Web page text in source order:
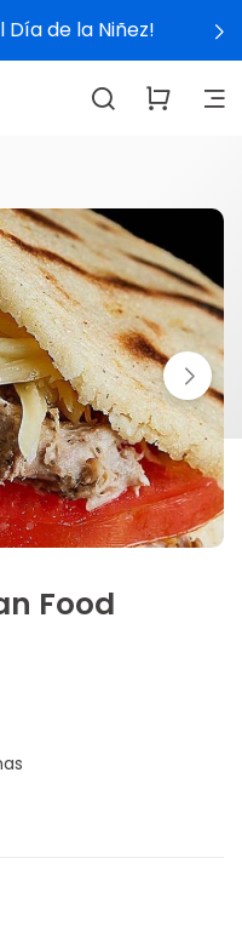
de la Niñez!
Food